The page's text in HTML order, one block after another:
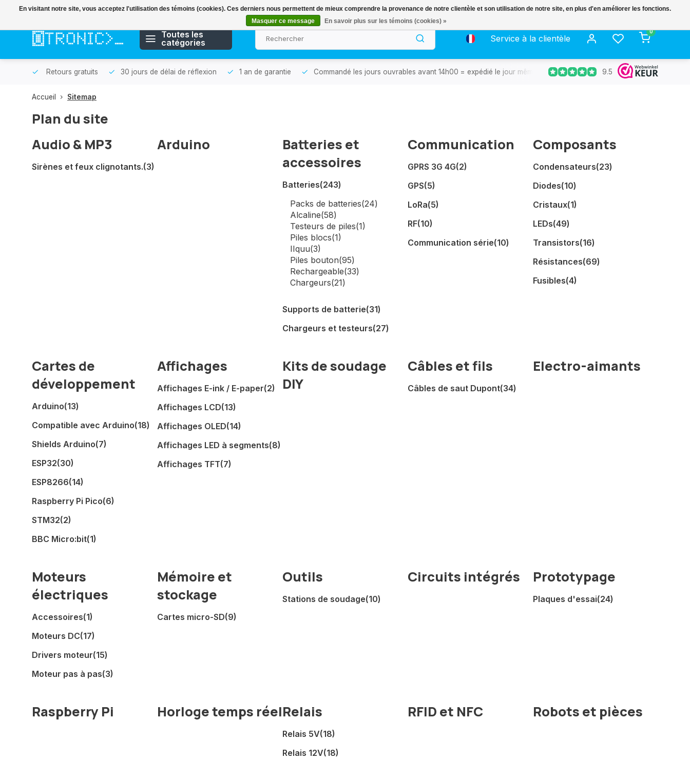
Toutes les
catégories
Service à la clientèle
0
Retours gratuits 30 jours de délai de réflexion 1 an de garantie Commandé les jours ouvrables avant 14h00 = expédié le jour même. Retours gratuits 30 jours de
9.5
Accueil Sitemap
Plan du site
Audio & MP3
Sirènes et feux clignotants.(3)
Arduino
Batteries et
accessoires
Batteries(243)
Packs de batteries(24)
Alcaline(58)
Testeurs de piles(1)
Piles blocs(1)
IIquu(3)
Piles bouton(95)
Rechargeable(33)
Chargeurs(21)
Supports de batterie(31)
Chargeurs et testeurs(27)
Communication
GPRS 3G 4G(2)
GPS(5)
LoRa(5)
RF(10)
Communication série(10)
Composants
Condensateurs(23)
Diodes(10)
Cristaux(1)
LEDs(49)
Transistors(16)
Résistances(69)
Fusibles(4)
Cartes de
développement
Arduino(13)
Compatible avec Arduino(18)
Shields Arduino(7)
ESP32(30)
ESP8266(14)
Raspberry Pi Pico(6)
STM32(2)
BBC Micro:bit(1)
Affichages
Affichages E-ink / E-paper(2)
Affichages LCD(13)
Affichages OLED(14)
Affichages LED à segments(8)
Affichages TFT(7)
Kits de soudage
DIY
Câbles et fils
Câbles de saut Dupont(34)
Electro-aimants
Moteurs
électriques
Accessoires(1)
Moteurs DC(17)
Drivers moteur(15)
Moteur pas à pas(3)
Mémoire et
stockage
Cartes micro-SD(9)
Outils
Stations de soudage(10)
Circuits intégrés Prototypage
Plaques d'essai(24)
Raspberry Pi Horloge temps réelRelais
Relais 5V(18)
Relais 12V(18)
RFID et NFC Robots et pièces
En visitant notre site, vous acceptez l'utilisation des témoins (cookies). Ces derniers nous permettent de mieux comprendre la provenance de notre clientèle et son utilisation de notre site, en plus d'en améliorer les fonctions.
Masquer ce message
En savoir plus sur les témoins (cookies) »